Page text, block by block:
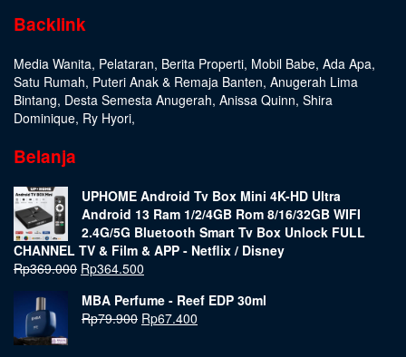
Backlink
Media Wanita, Pelataran, Berita Properti, Mobil Babe, Ada Apa,
Satu Rumah, Puteri Anak & Remaja Banten, Anugerah Lima
Bintang, Desta Semesta Anugerah, Anissa Quinn, Shira
Dominique, Ry Hyori,
Belanja
UPHOME Android Tv Box Mini 4K-HD Ultra
Android 13 Ram 1/2/4GB Rom 8/16/32GB WIFI
2.4G/5G Bluetooth Smart Tv Box Unlock FULL
CHANNEL TV & Film & APP - Netflix / Disney
Rp369.000 Rp364.500
MBA Perfume - Reef EDP 30ml
Rp79.900 Rp67.400